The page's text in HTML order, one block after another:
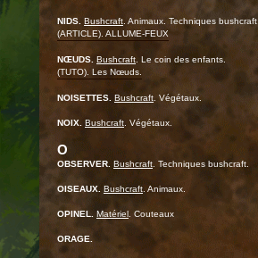
NIDS. Bushcraft . Animaux. Techniques bushcraft.
(ARTICLE). ALLUME-FEUX
NŒUDS. Bushcraft . Le coin des enfants.
(TUTO). Les Nœuds.
NOISETTES. Bushcraft . Végétaux.
NOIX. Bushcraft . Végétaux.
O
OBSERVER. Bushcraft . Techniques bushcraft.
OISEAUX. Bushcraft . Animaux.
OPINEL. Matériel . Couteaux
ORAGE.